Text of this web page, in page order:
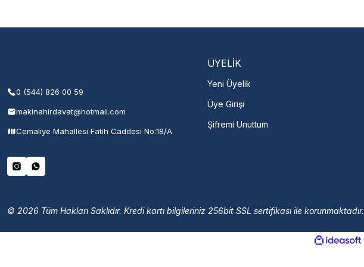
0 (544) 826 00 59
makinahirdavat@hotmail.com
Cemaliye Mahallesi Fatih Caddesi No:18/A
ÜYELİK
Yeni Üyelik
Üye Girişi
Şifremi Unuttum
© 2026 Tüm Hakları Saklıdır. Kredi kartı bilgileriniz 256bit SSL sertifikası ile korunmaktadır.